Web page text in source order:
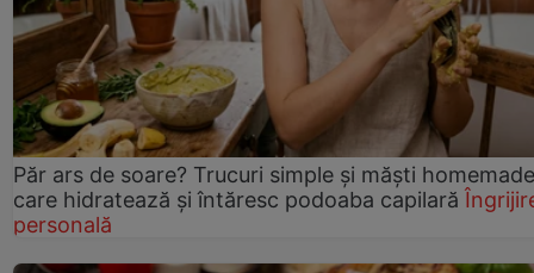
Păr ars de soare? Trucuri simple și măști homemade
care hidratează și întăresc podoaba capilară
personală